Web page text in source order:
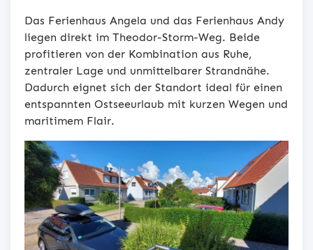
Das Ferienhaus Angela und das Ferienhaus Andy
liegen direkt im Theodor-Storm-Weg. Beide
profitieren von der Kombination aus Ruhe,
zentraler Lage und unmittelbarer Strandnähe.
Dadurch eignet sich der Standort ideal für einen
entspannten Ostseeurlaub mit kurzen Wegen und
maritimem Flair.